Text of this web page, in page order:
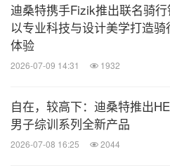
从事越野滑雪运动20多年
在身随心动，不断激发自己
起多练一小时，激发潜能，
季运动，不遗余力推广，在
体力行在行动。从以滑雪为
再到大学老师，身份在改变
迪桑特携手Fizik推出联名骑
以专业科技与设计美学打造骑
体验
2026-07-09 14:31 1932
自在，较高下：迪桑特推出
男子综训系列全新产品
2026-07-08 16:25 2044